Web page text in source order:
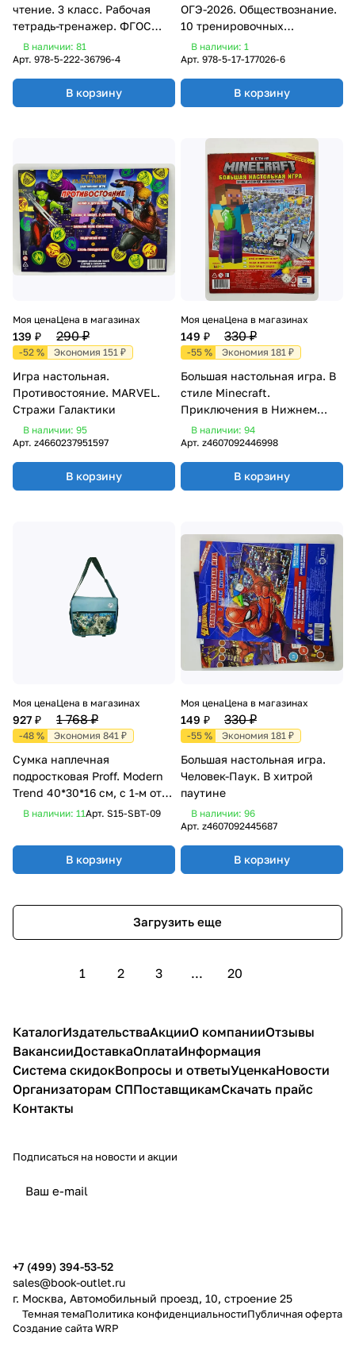
чтение. 3 класс. Рабочая
тетрадь-тренажер. ФГОС
НОО
В наличии: 81
Арт. 978-5-222-36796-4
В корзину
ОГЭ-2026. Обществознание.
10 тренировочных
вариантов
экзаменационных работ для
подготовки к ОГЭ
В наличии: 1
Арт. 978-5-17-177026-6
В корзину
Моя цена
139 ₽
Цена в магазинах
290 ₽
-52 % Экономия 151 ₽
Игра настольная.
Противостояние. MARVEL.
Стражи Галактики
В наличии: 95
Арт. z4660237951597
В корзину
Моя цена
149 ₽
Цена в магазинах
330 ₽
-55 % Экономия 181 ₽
Большая настольная игра. В
стиле Minecraft.
Приключения в Нижнем
мире
В наличии: 94
Арт. z4607092446998
В корзину
Моя цена
927 ₽
Цена в магазинах
1 768 ₽
-48 % Экономия 841 ₽
Сумка наплечная
подростковая Proff. Modern
Trend 40*30*16 см, с 1-м отд.,
1-м карм., клапаном на 2-у
В наличии: 11Арт. S15-SBT-09
В корзину
Моя цена
149 ₽
Цена в магазинах
330 ₽
-55 % Экономия 181 ₽
Большая настольная игра.
Человек-Паук. В хитрой
паутине
В наличии: 96
Арт. z4607092445687
В корзину
Загрузить еще
1 2 3 ... 20
КаталогИздательстваАкцииО компанииОтзывы
ВакансииДоставкаОплатаИнформация
Система скидокВопросы и ответыУценкаНовости
Организаторам СППоставщикамСкачать прайс
Контакты
Подписаться на новости и акции
+7 (499) 394-53-52
sales@book-outlet.ru
г. Москва, Автомобильный проезд, 10, строение 25
Темная темаПолитика конфиденциальностиПубличная оферта
Создание сайтаWRP